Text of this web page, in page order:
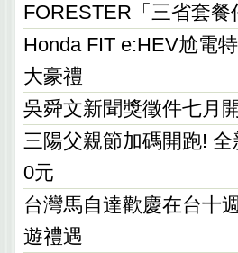
FORESTER「三省套
Honda FIT e:HEV尬電
大豪禮
吳舜文新聞獎徵件七月
三陽父親節加碼開跑!
0元
台灣馬自達歡慶在台十
遊禮遇